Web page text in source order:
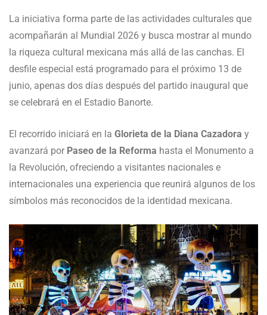
La iniciativa forma parte de las actividades culturales que
acompañarán al Mundial 2026 y busca mostrar al mundo
la riqueza cultural mexicana más allá de las canchas. El
desfile especial está programado para el próximo 13 de
junio, apenas dos días después del partido inaugural que
se celebrará en el Estadio Banorte.
El recorrido iniciará en la Glorieta de la Diana Cazadora y
avanzará por Paseo de la Reforma hasta el Monumento a
la Revolución, ofreciendo a visitantes nacionales e
internacionales una experiencia que reunirá algunos de los
símbolos más reconocidos de la identidad mexicana.